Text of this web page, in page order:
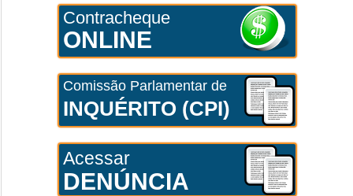
Contracheque
ONLINE
Comissão Parlamentar de
INQUÉRITO (CPI)
Acessar
DENÚNCIA